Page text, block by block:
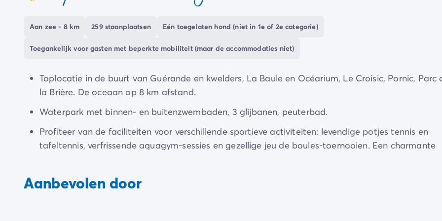
Aan zee - 8 km 259 staanplaatsen Eén toegelaten hond (niet in 1e of 2e categorie)
Toegankelijk voor gasten met beperkte mobiliteit (maar de accommodaties niet)
Toplocatie in de buurt van Guérande en kwelders, La Baule en Océarium, Le Croisic, Pornic, Parc
la Brière. De oceaan op 8 km afstand.
Waterpark met binnen- en buitenzwembaden, 3 glijbanen, peuterbad.
Profiteer van de faciliteiten voor verschillende sportieve activiteiten: levendige potjes tennis en
tafeltennis, verfrissende aquagym-sessies en gezellige jeu de boules-toernooien. Een charmante
Aanbevolen door